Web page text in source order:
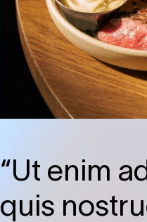
“Ut enim
quis